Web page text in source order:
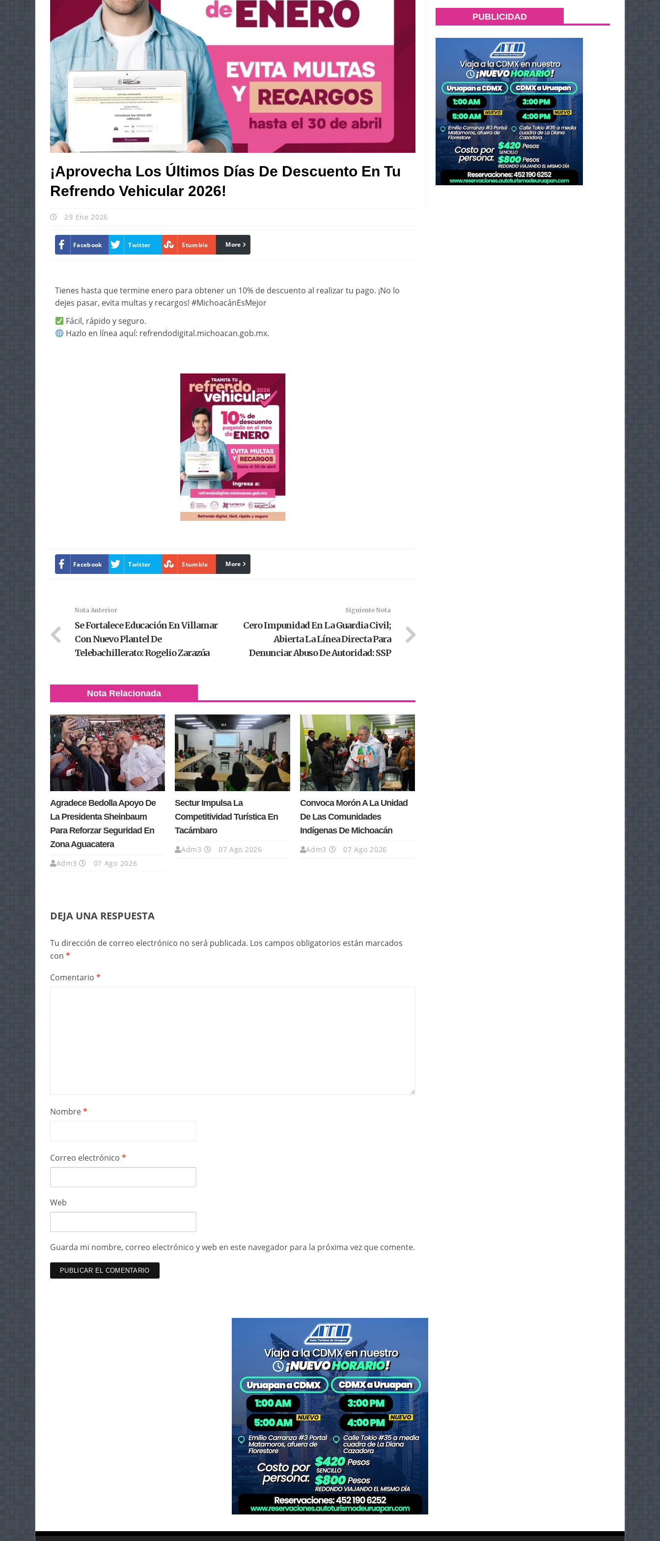
¡Aprovecha Los Últimos Días De Descuento En Tu
Refrendo Vehicular 2026!
29 Ene 2026
Facebook Twitter Stumble linkedin
More
Tienes hasta que termine enero para obtener un 10% de descuento al realizar tu pago. ¡No lo
dejes pasar, evita multas y recargos! #MichoacánEsMejor
Fácil, rápido y seguro.
Hazlo en línea aquí: refrendodigital.michoacan.gob.mx.
Facebook Twitter Stumble linkedin
More
Nota Anterior
Se Fortalece Educación En Villamar
Con Nuevo Plantel De
Telebachillerato: Rogelio Zarazúa
Siguiente Nota
Cero Impunidad En La Guardia Civil;
Abierta La Línea Directa Para
Denunciar Abuso De Autoridad: SSP
Nota Relacionada
Agradece Bedolla Apoyo De
La Presidenta Sheinbaum
Para Reforzar Seguridad En
Zona Aguacatera
Adm3 07 Ago 2026
Sectur Impulsa La
Competitividad Turística En
Tacámbaro
Adm3 07 Ago 2026
Convoca Morón A La Unidad
De Las Comunidades
Indígenas De Michoacán
Adm3 07 Ago 2026
DEJA UNA RESPUESTA
Tu dirección de correo electrónico no será publicada. Los campos obligatorios están marcados
con *
Comentario *
Nombre*
Correo electrónico *
Web
Guarda mi nombre, correo electrónico y web en este navegador para la próxima vez que comente.
PUBLICIDAD